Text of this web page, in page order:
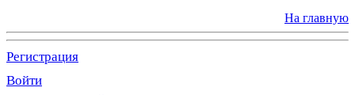
На главную
Регистрация
Войти